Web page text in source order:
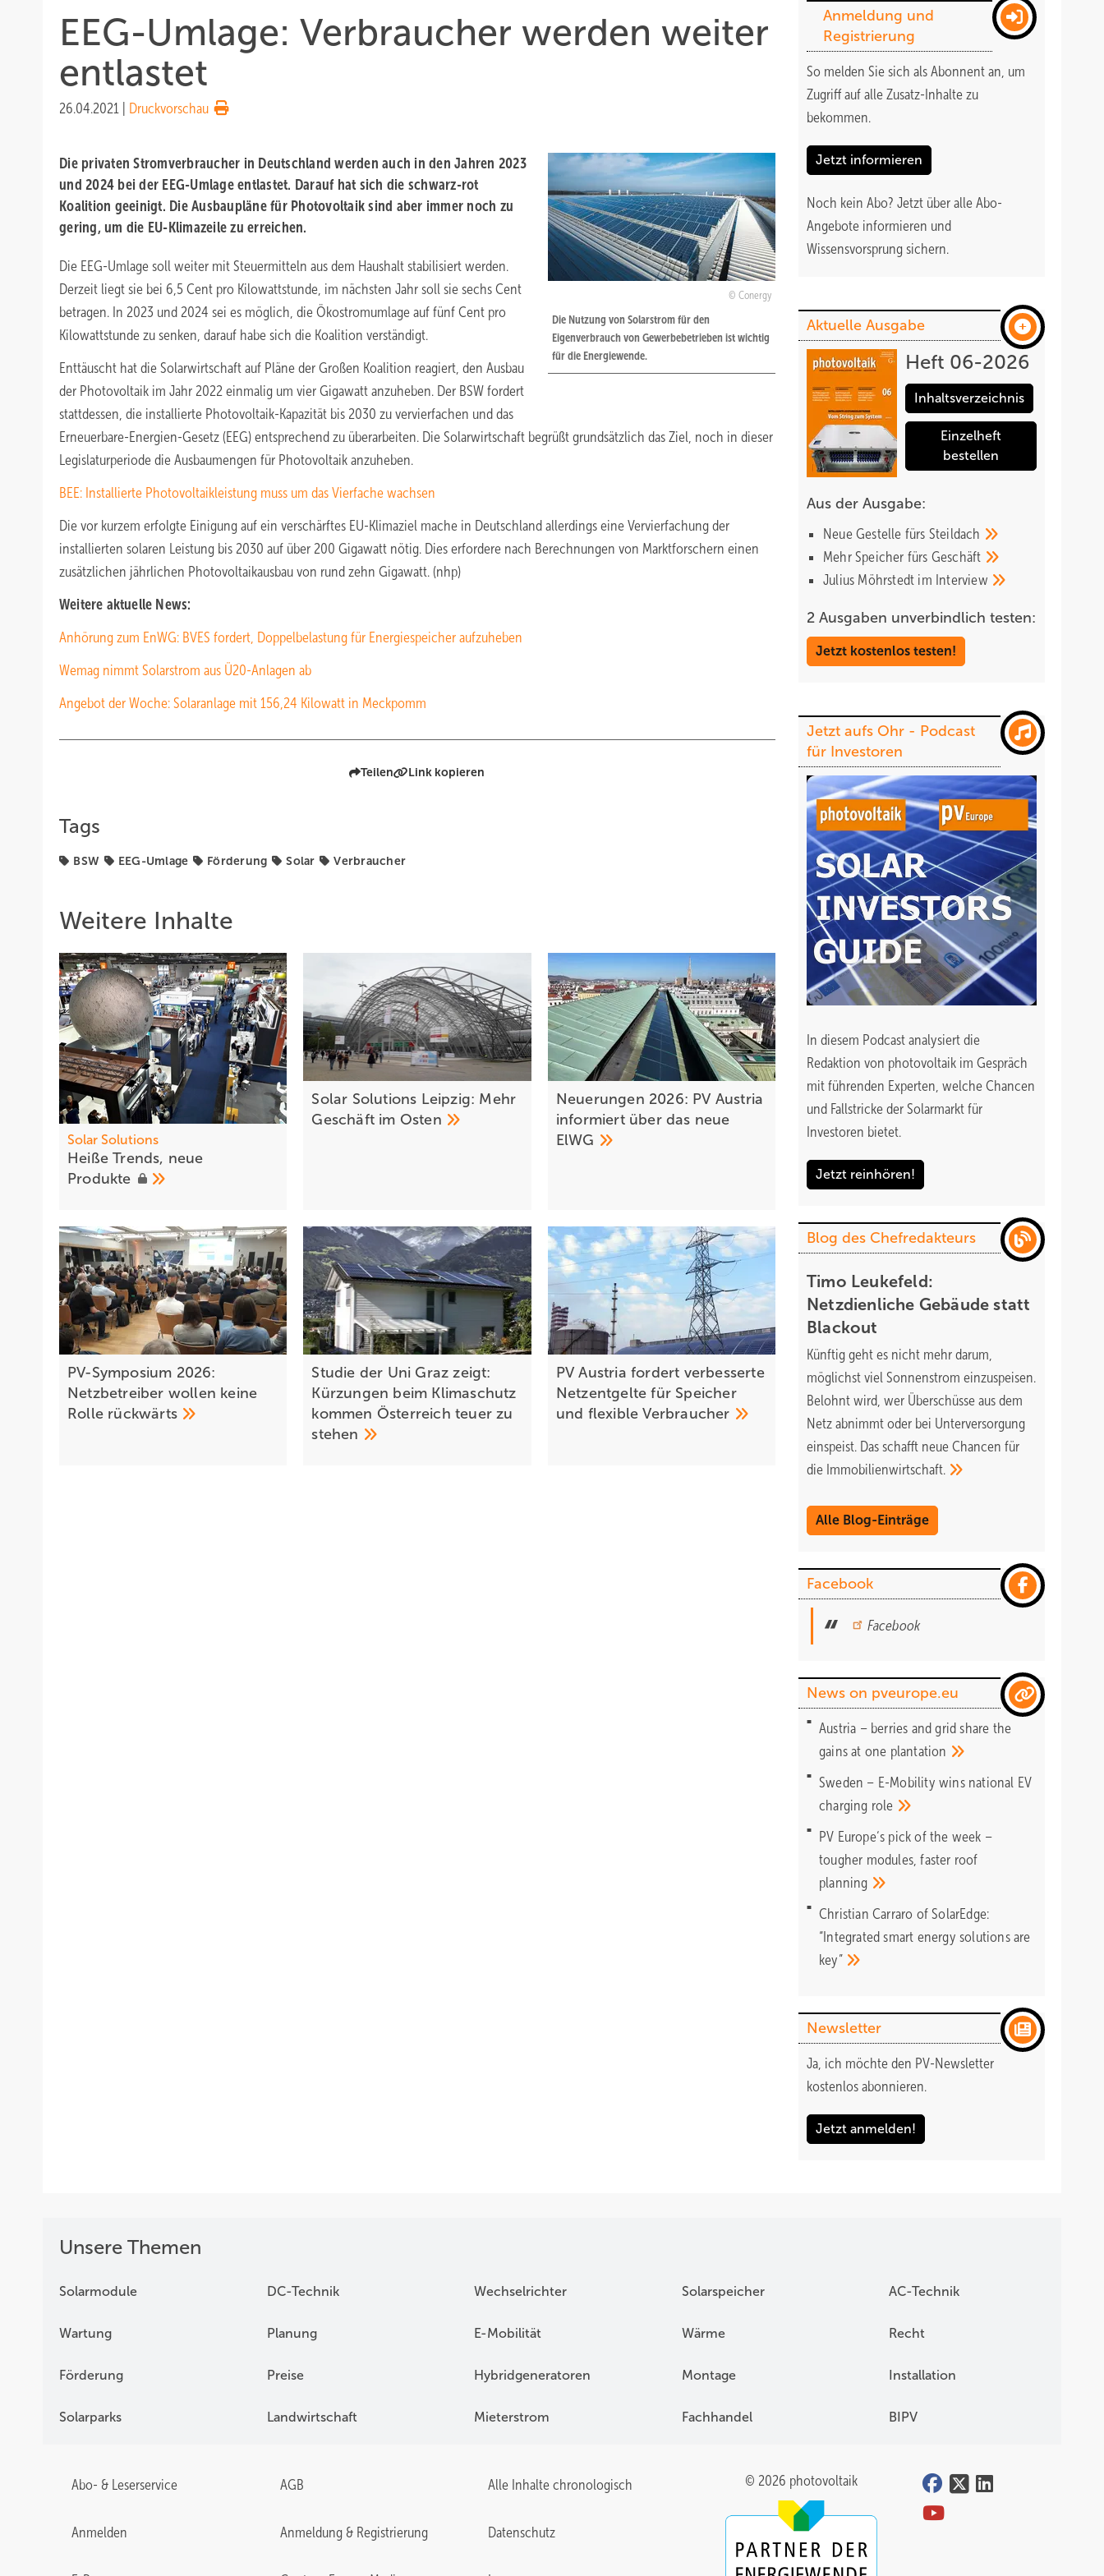
EEG-Umlage: Verbraucher werden weiter
entlastet
26.04.2021 Druckvorschau
Conergy
Die Nutzung von Solarstrom für den
Eigenverbrauch von Gewerbebetrieben ist wichtig
für die Energiewende.
Die privaten Stromverbraucher in Deutschland werden auch in den Jahren 2023
und 2024 bei der EEG-Umlage entlastet. Darauf hat sich die schwarz-rot
Koalition geeinigt. Die Ausbaupläne für Photovoltaik sind aber immer noch zu
gering, um die EU-Klimazeile zu erreichen.
Die EEG-Umlage soll weiter mit Steuermitteln aus dem Haushalt stabilisiert werden.
Derzeit liegt sie bei 6,5 Cent pro Kilowattstunde, im nächsten Jahr soll sie sechs Cent
betragen. In 2023 und 2024 sei es möglich, die Ökostromumlage auf fünf Cent pro
Kilowattstunde zu senken, darauf habe sich die Koalition verständigt.
Enttäuscht hat die Solarwirtschaft auf Pläne der Großen Koalition reagiert, den Ausbau
der Photovoltaik im Jahr 2022 einmalig um vier Gigawatt anzuheben. Der BSW fordert
stattdessen, die installierte Photovoltaik-Kapazität bis 2030 zu vervierfachen und das
Erneuerbare-Energien-Gesetz (EEG) entsprechend zu überarbeiten. Die Solarwirtschaft begrüßt grundsätzlich das Ziel, noch in dieser
Legislaturperiode die Ausbaumengen für Photovoltaik anzuheben.
BEE: Installierte Photovoltaikleistung muss um das Vierfache wachsen
Die vor kurzem erfolgte Einigung auf ein verschärftes EU-Klimaziel mache in Deutschland allerdings eine Vervierfachung der
installierten solaren Leistung bis 2030 auf über 200 Gigawatt nötig. Dies erfordere nach Berechnungen von Marktforschern einen
zusätzlichen jährlichen Photovoltaikausbau von rund zehn Gigawatt. (nhp)
Weitere aktuelle News:
Anhörung zum EnWG: BVES fordert, Doppelbelastung für Energiespeicher aufzuheben
Wemag nimmt Solarstrom aus Ü20-Anlagen ab
Angebot der Woche: Solaranlage mit 156,24 Kilowatt in Meckpomm
Teilen Link kopieren
Tags
BSW EEG-Umlage Förderung Solar Verbraucher
Weitere Inhalte
Solar Solutions
Heiß e Trends, neue
Produkte
Solar Solutions Leipzig: Mehr
Geschäft im Osten
Neuerungen 2026: PV Austria
informiert über das neue
ElWG
PV-Symposium 2026:
Netzbetreiber wollen keine
Rolle rückwärts
Studie der Uni Graz zeigt:
Kürzungen beim Klimaschutz
kommen Österreich teuer zu
stehen
PV Austria fordert verbesserte
Netzentgelte für Speicher
und flexibleVerbraucher
Anmeldung und
Registrierung
So melden Sie sich als Abonnent an, um
Zugriff auf alle Zusatz-Inhalte zu
bekommen.
Jetzt informieren
Noch kein Abo? Jetzt über alle Abo-
Angebote informieren und
Wissensvorsprung sichern.
Aktuelle Ausgabe
Heft 06-2026
Inhaltsverzeichnis
Einzelheft
bestellen
Aus der Ausgabe:
Neue Gestelle fürs Steildach
Mehr Speicher fürs Geschäft
Julius Möhrstedt im Interview
2 Ausgaben unverbindlich testen:
Jetzt kostenlos testen!
Jetzt aufs Ohr - Podcast
für Investoren
In diesem Podcast analysiert die
Redaktion von photovoltaik im Gespräch
mit führenden Experten, welche Chancen
und Fallstricke der Solarmarkt für
Investoren bietet.
Jetzt reinhören!
Blog des Chefredakteurs
Timo Leukefeld:
Netzdienliche Gebäude statt
Blackout
Künftig geht es nicht mehr darum,
möglichst viel Sonnenstrom einzuspeisen.
Belohnt wird, wer Überschüsse aus dem
Netz abnimmt oder bei Unterversorgung
einspeist. Das schafft neue Chancen für
die Immobilienwirtschaft.
Alle Blog-Einträge
Facebook
Facebook
News on pveurope.eu
Austria – berries and grid share the
gains at one plantation
Sweden – E-Mobility wins national EV
charging role
PV Europe‘s pick of the week –
tougher modules, faster roof
planning
Christian Carraro of SolarEdge:
“Integrated smart energy solutions are
key”
Newsletter
Ja, ich möchte den PV-Newsletter
kostenlos abonnieren.
Jetzt anmelden!
Unsere Themen
Solarmodule DC-Technik Wechselrichter Solarspeicher AC-Technik
Wartung Planung E-Mobilität Wärme Recht
Förderung Preise Hybridgeneratoren Montage Installation
Solarparks Landwirtschaft Mieterstrom Fachhandel BIPV
Abo- & Leserservice AGB Alle Inhalte chronologisch
Anmelden Anmeldung & Registrierung Datenschutz
© 2026 photovoltaik